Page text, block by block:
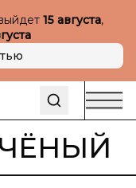
15 августа,